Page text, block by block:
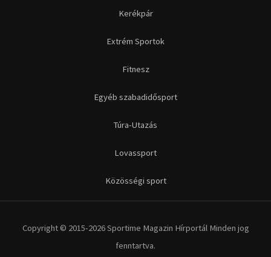
Kerékpár
Extrém Sportok
Fitnesz
Egyéb szabadidősport
Túra-Utazás
Lovassport
Közösségi sport
Copyright © 2015-2026 Sportime Magazin Hírportál Minden jog
fenntartva.